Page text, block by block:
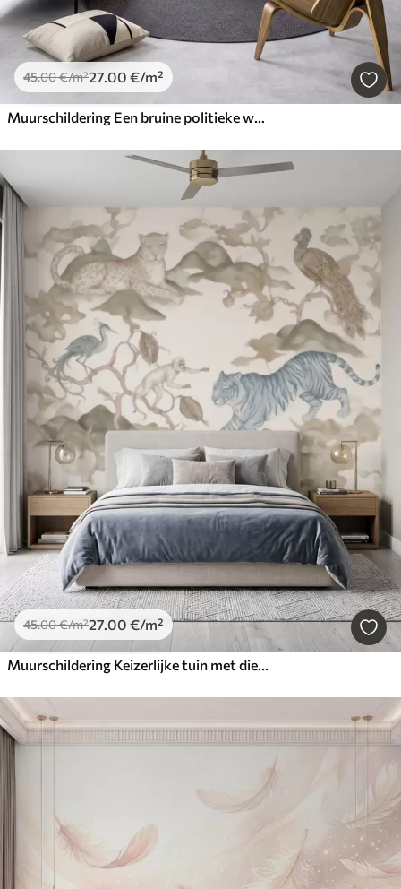
45.00€/m²27.00 €/m²
Muurschildering Een bruine politieke wereldkaart met vlaggen in het Engels
45.00€/m²27.00 €/m²
Muurschildering Keizerlijke tuin met dieren in oosterse stijl — aap, luipaard, tijger, pauw en reiger